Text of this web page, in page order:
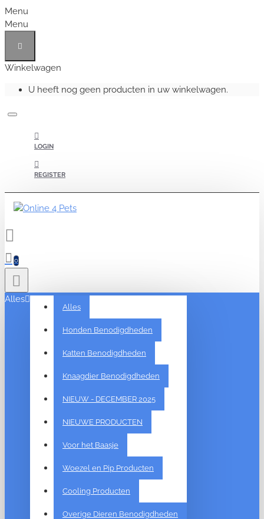
Menu
Menu
Winkelwagen
U heeft nog geen producten in uw winkelwagen.
LOGIN
REGISTER
0
Alles
Alles
Honden Benodigdheden
Katten Benodigdheden
Knaagdier Benodigdheden
NIEUW - DECEMBER 2025
NIEUWE PRODUCTEN
Voor het Baasje
Woezel en Pip Producten
Cooling Producten
Overige Dieren Benodigdheden